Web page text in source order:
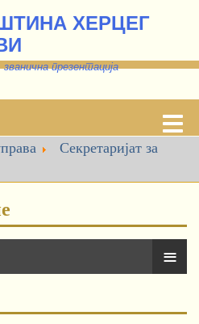
ХЕРЦЕГ
презентација
Секретаријат за
≡